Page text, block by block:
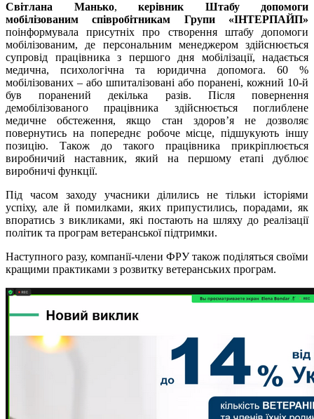
Світлана Манько, керівник Штабу допомоги
мобілізованим співробітникам Групи «ІНТЕРПАЙП»
поінформувала присутніх про створення штабу допомоги
мобілізованим, де персональним менеджером здійснюється
супровід працівника з першого дня мобілізації, надається
медична, психологічна та юридична допомога. 60 %
мобілізованих – або шпиталізовані або поранені, кожний 10-й
був поранений декілька разів. Після повернення
демобілізованого працівника здійснюється поглиблене
медичне обстеження, якщо стан здоров’я не дозволяє
повернутись на попереднє робоче місце, підшукують іншу
позицію. Також до такого працівника прикріплюється
виробничий наставник, який на першому етапі дублює
виробничі функції.
Під часом заходу учасники ділились не тільки історіями
успіху, але й помилками, яких припустились, порадами, як
впоратись з викликами, які постають на шляху до реалізації
політик та програм ветеранської підтримки.
Наступного разу, компанії-члени ФРУ також поділяться своїми
кращими практиками з розвитку ветеранських програм.